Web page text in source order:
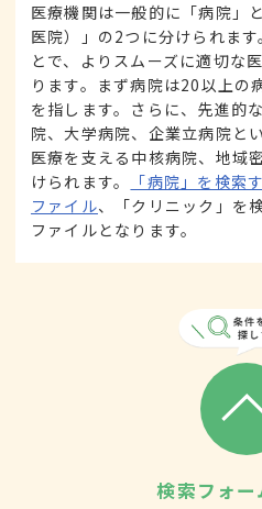
医療機関は一般的に「病院」
医院）」の2つに分けられま
とで、よりスムーズに適切な
ります。まず病院は20以上の
を指します。さらに、先進的
院、大学病院、企業立病院と
医療を支える中核病院、地域
けられます。
「病院」を検索
ファイル、「クリニック」を
ファイルとなります。
検索フォー